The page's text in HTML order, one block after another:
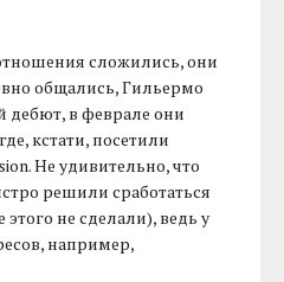
сложились, они
общались, Гильермо
дебют, в феврале они
кстати, посетили
Не удивительно, что
решили сработаться
не сделали), ведь у
например,